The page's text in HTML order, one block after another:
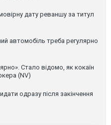
дату реваншу за титул
автомобіль треба регулярно
Стало відомо, як кокаїн
(NV)
одразу після закінчення